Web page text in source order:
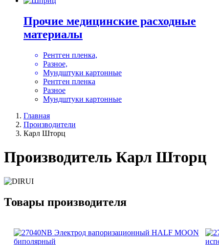
Прочие медицинские расходные
материалы
Рентген пленка,
Разное,
Мундштуки картонные
Рентген пленка
Разное
Мундштуки картонные
Главная
Производители
Карл Шторц
Производитель Карл Шторц
Товары производителя